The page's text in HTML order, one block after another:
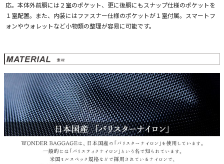
応。本体外前胴には２室のポケット、更に後胴にもスナップ仕様のポケットを
１室配置。また、内装にはファスナー仕様のポケットが１室付属。スマートフ
ォンやウォレットなど小物類の整理が容易に可能です。